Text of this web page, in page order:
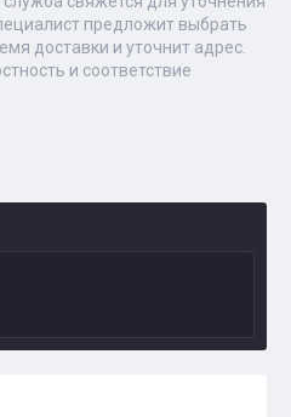
предложит выбрать
доставки и уточнит адрес.
и соответствие